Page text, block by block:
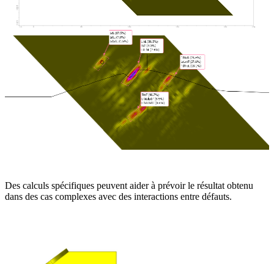
Des calculs spécifiques peuvent aider à prévoir le résultat obtenu
dans des cas complexes avec des interactions entre défauts.